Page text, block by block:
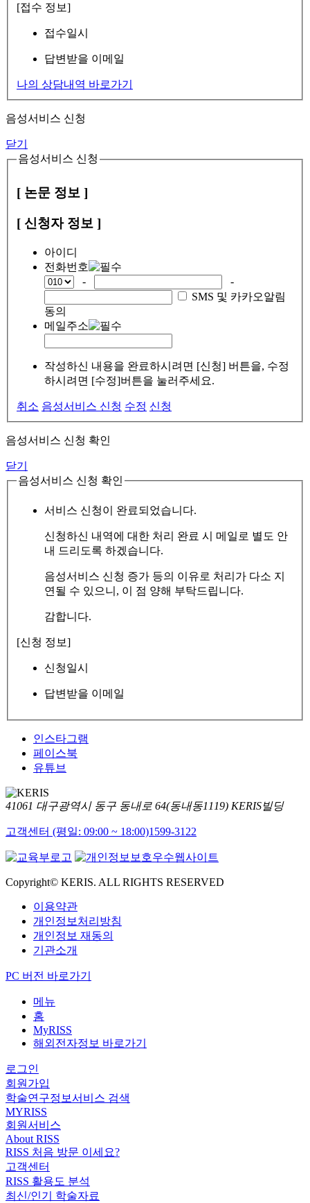
[접수 정보]
접수일시
답변받을 이메일
나의 상담내역 바로가기
음성서비스 신청
닫기
음성서비스 신청
[ 논문 정보 ]
[ 신청자 정보 ]
아이디
전화번호
-
-
SMS 및 카카오알림
동의
메일주소
작성하신 내용을 완료하시려면 [신청] 버튼을, 수정
하시려면 [수정]버튼을 눌러주세요.
취소 음성서비스 신청 수정 신청
음성서비스 신청 확인
닫기
음성서비스 신청 확인
서비스 신청이 완료되었습니다.
신청하신 내역에 대한 처리 완료 시 메일로 별도 안
내 드리도록 하겠습니다.
음성서비스 신청 증가 등의 이유로 처리가 다소 지
연될 수 있으니, 이 점 양해 부탁드립니다.
감합니다.
[신청 정보]
신청일시
답변받을 이메일
인스타그램
페이스북
유튜브
41061 대구광역시 동구 동내로 64(동내동1119) KERIS빌딩
고객센터 (평일: 09:00 ~ 18:00)1599-3122
Copyright© KERIS. ALL RIGHTS RESERVED
이용약관
개인정보처리방침
개인정보 재동의
기관소개
PC 버전 바로가기
메뉴
홈
MyRISS
해외전자정보 바로가기
로그인
회원가입
학술연구정보서비스 검색
MYRISS
회원서비스
About RISS
RISS 처음 방문 이세요?
고객센터
RISS 활용도 분석
최신/인기 학술자료